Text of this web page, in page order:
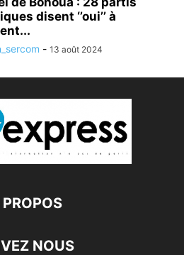
disent ‘’oui’’ à
- 13 août 2024
NOUS